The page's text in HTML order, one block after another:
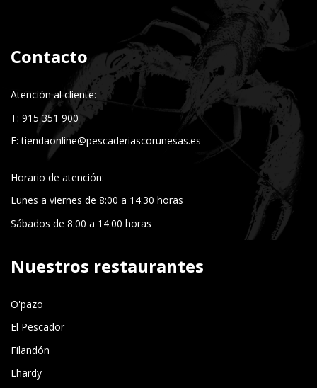
Contacto
Atención al cliente:
T: 915 351 900
E:tiendaonline@pescaderiascorunesas.es
Horario de atención:
Lunes a viernes de 8:00 a 14:30 horas
Sábados de 8:00 a 14:00 horas
Nuestros restaurantes
O'pazo
El Pescador
Filandón
Lhardy